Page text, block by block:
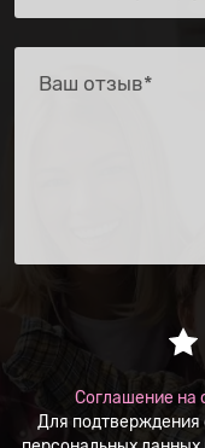
Соглашение на
Для подтверждения